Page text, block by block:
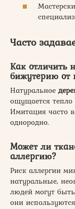
Часто
Как отличить
бижутерию от
Натуральное
ощущается
Имитация часто
однородно.
Может ли
аллергию?
Риск аллергии
натуральные,
людей могут
они